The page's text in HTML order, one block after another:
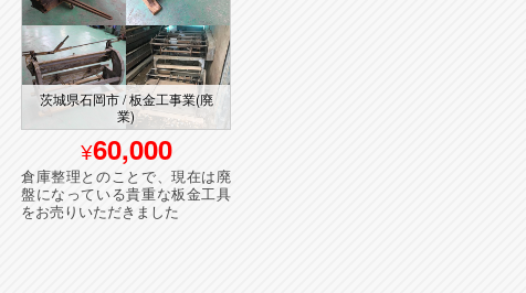
茨城県石岡市 / 板金工事業(廃
業)
60,000
倉庫整理とのことで、現在は廃
盤になっている貴重な板金工具
をお売りいただきました